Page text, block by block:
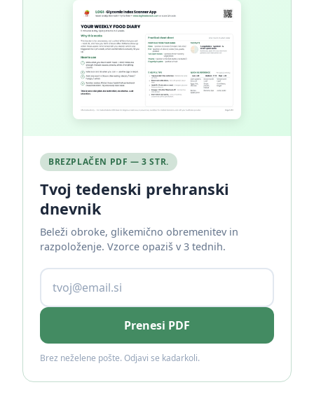
BREZPLAČEN PDF — 3 STR.
Tvoj tedenski prehranski
dnevnik
Beleži obroke, glikemično obremenitev in
razpoloženje. Vzorce opaziš v 3 tednih.
Prenesi PDF
Brez neželene pošte. Odjavi se kadarkoli.